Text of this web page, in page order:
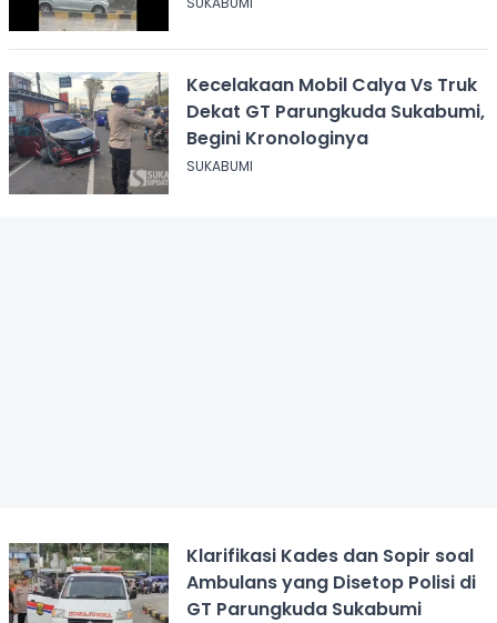
Kecelakaan Mobil Calya Vs Truk
Dekat GT Parungkuda Sukabumi,
Begini Kronologinya
SUKABUMI
Klarifikasi Kades dan Sopir soal
Ambulans yang Disetop Polisi di
GT Parungkuda Sukabumi